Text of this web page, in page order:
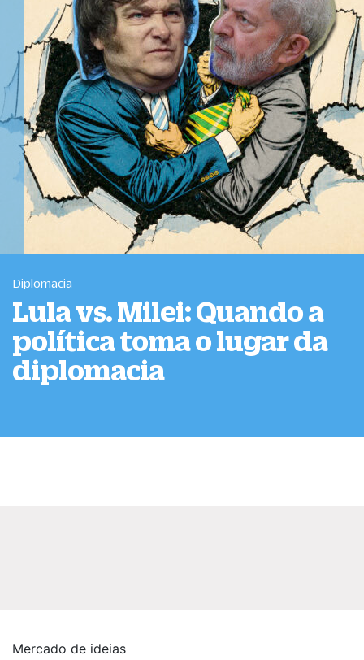
Diplomacia
Lula vs. Milei: Quando a
política toma o lugar da
diplomacia
Mercado de ideias